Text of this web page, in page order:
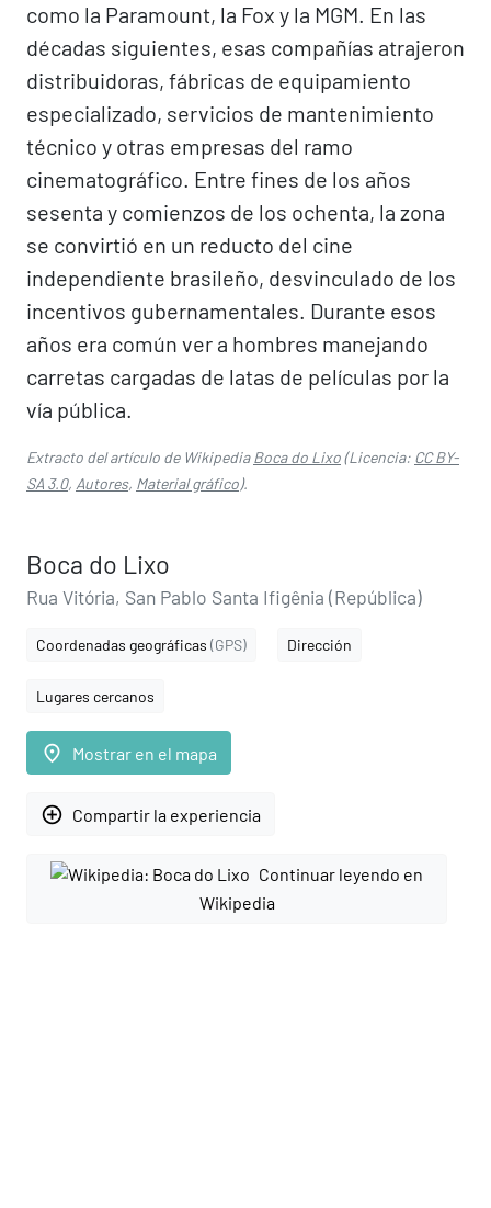
como la Paramount, la Fox y la MGM. En las
décadas siguientes, esas compañías atrajeron
distribuidoras, fábricas de equipamiento
especializado, servicios de mantenimiento
técnico y otras empresas del ramo
cinematográfico. Entre fines de los años
sesenta y comienzos de los ochenta, la zona
se convirtió en un reducto del cine
independiente brasileño, desvinculado de los
incentivos gubernamentales. Durante esos
años era común ver a hombres manejando
carretas cargadas de latas de películas por la
vía pública.​​
Extracto del artículo de WikipediaBoca do Lixo(Licencia: CC BY-
SA 3.0, Autores, Material gráfico).
Boca do Lixo
Rua Vitória, San Pablo Santa Ifigênia (República)
Coordenadas geográficas (GPS) Dirección
Lugares cercanos
place Mostrar en el mapa
add_circle_outline Compartir la experiencia
Continuar leyendo en
Wikipedia